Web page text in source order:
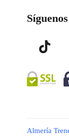
Síguenos
Almería